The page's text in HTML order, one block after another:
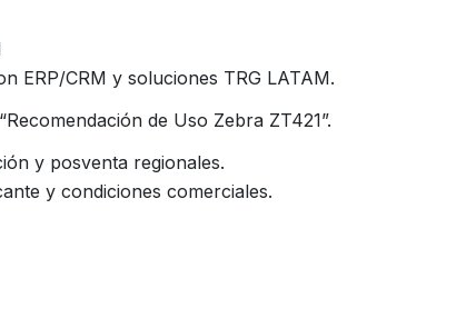
ERP/CRM y soluciones TRG LATAM.
de Uso Zebra ZT421”.
y posventa regionales.
y condiciones comerciales.